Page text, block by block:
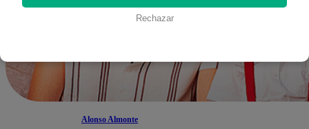
Alonso Almonte
Rechazar